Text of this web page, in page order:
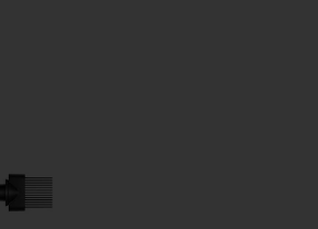
FERRAMENTA PARA CABELO